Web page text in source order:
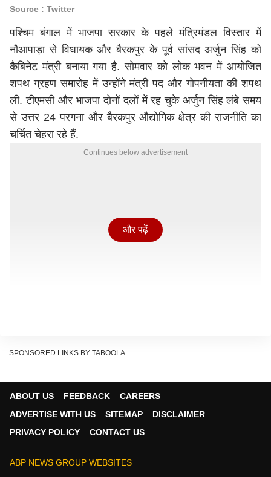
Source : Twitter
पश्चिम बंगाल में भाजपा सरकार के पहले मंत्रिमंडल विस्तार में
नौआपाड़ा से विधायक और बैरकपुर के पूर्व सांसद अर्जुन सिंह को
कैबिनेट मंत्री बनाया गया है. सोमवार को लोक भवन में आयोजित
शपथ ग्रहण समारोह में उन्होंने मंत्री पद और गोपनीयता की शपथ
ली. टीएमसी और भाजपा दोनों दलों में रह चुके अर्जुन सिंह लंबे समय
से उत्तर 24 परगना और बैरकपुर औद्योगिक क्षेत्र की राजनीति का
चर्चित चेहरा रहे हैं.
Continues below advertisement
उन्होंने स्थानीय राजनीति से अपनी शुरुआत की और धीरे-धीरे उत्तर
और पढ़ें
SPONSORED LINKS BY TABOOLA
ABOUT US FEEDBACK
CAREERS
ADVERTISE WITH US
SITEMAP
DISCLAIMER
PRIVACY POLICY
CONTACT US
ABP NEWS GROUP WEBSITES